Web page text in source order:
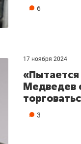
6
17 ноября 2024
Медведев
3